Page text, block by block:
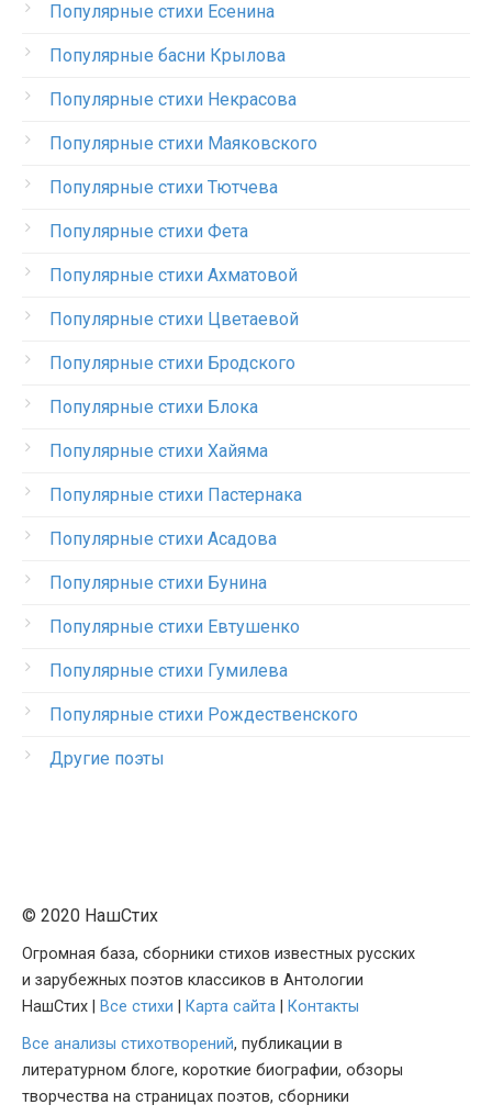
Популярные стихи Есенина
Популярные басни Крылова
Популярные стихи Некрасова
Популярные стихи Маяковского
Популярные стихи Тютчева
Популярные стихи Фета
Популярные стихи Ахматовой
Популярные стихи Цветаевой
Популярные стихи Бродского
Популярные стихи Блока
Популярные стихи Хайяма
Популярные стихи Пастернака
Популярные стихи Асадова
Популярные стихи Бунина
Популярные стихи Евтушенко
Популярные стихи Гумилева
Популярные стихи Рождественского
Другие поэты
© 2020 НашСтих
Огромная база, сборники стихов известных русских
и зарубежных поэтов классиков в Антологии
НашСтих |
Все стихи Карта сайта
Контакты
Все анализы стихотворений, публикации в
литературном блоге, короткие биографии, обзоры
творчества на страницах поэтов, сборники